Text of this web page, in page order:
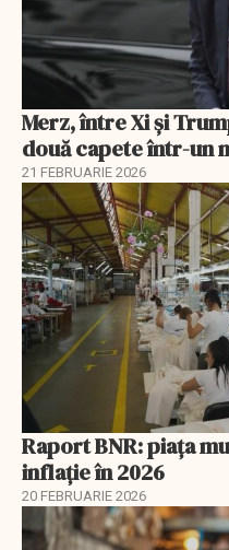
Merz, între Xi și
două capete într-un
21 FEBRUARIE 2026
Raport BNR: piața
inflație în 2026
20 FEBRUARIE 2026